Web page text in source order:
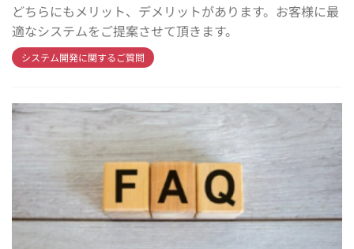
どちらにもメリット、デメリットがあります。お客様に最
適なシステムをご提案させて頂きます。
システム開発に関するご質問